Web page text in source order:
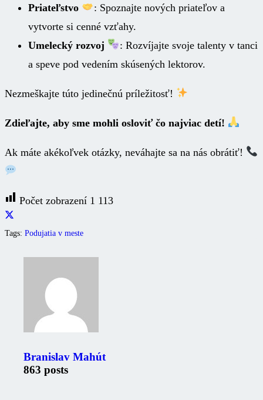
Priateľstvo
: Spoznajte nových priateľov a
vytvorte si cenné vzťahy.
Umelecký rozvoj
: Rozvíjajte svoje talenty v tanci
a speve pod vedením skúsených lektorov.
Nezmeškajte túto jedinečnú príležitosť!
Zdieľajte, aby sme mohli osloviť čo najviac detí!
Ak máte akékoľvek otázky, neváhajte sa na nás obrátiť!
Počet zobrazení 1 113
Tags: Podujatia v meste
Branislav Mahút
863 posts